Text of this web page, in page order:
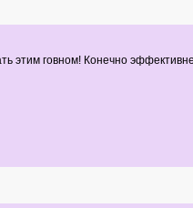
этим говном! Конечно